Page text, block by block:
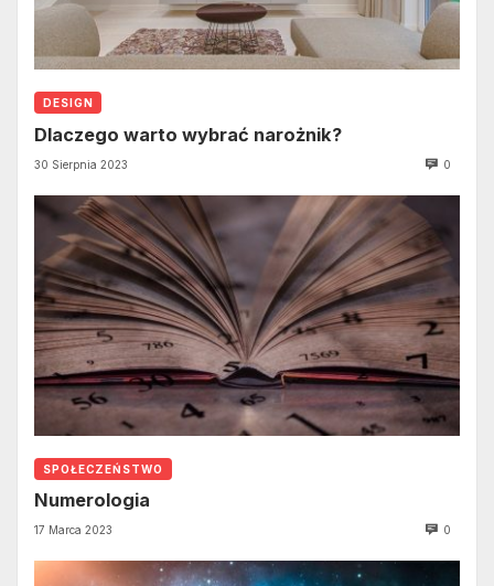
DESIGN
Dlaczego warto wybrać narożnik?
30 Sierpnia 2023 0
SPOŁECZEŃSTWO
Numerologia
17 Marca 2023 0